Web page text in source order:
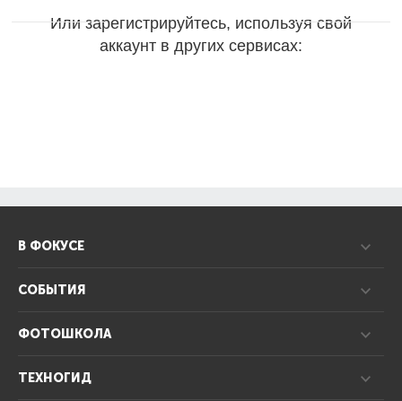
Или зарегистрируйтесь, используя свой
аккаунт в других сервисах:
В ФОКУСЕ
СОБЫТИЯ
ФОТОШКОЛА
ТЕХНОГИД